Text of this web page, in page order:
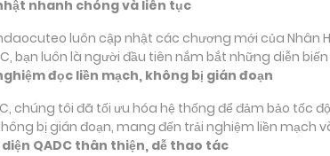
nhanh chóng và liên tục
luôn cập nhật các chương mới của Nhân
bạn luôn là người đầu tiên nắm bắt những diễn
đọc liền mạch, không bị gián đoạn
chúng tôi đã tối ưu hóa hệ thống để đảm bảo tốc
bị gián đoạn, mang đến trải nghiệm liền mạch
diện QADC thân thiện, dễ thao tác